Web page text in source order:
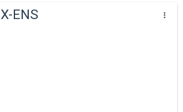
ENS